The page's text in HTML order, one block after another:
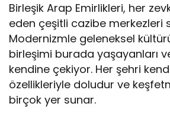
Birleşik Arap Emirlikleri, her
eden çeşitli cazibe merkezleri
Modernizmle geleneksel
birleşimi burada yaşayanları
kendine çekiyor. Her şehri
özellikleriyle doludur ve
birçok yer sunar.